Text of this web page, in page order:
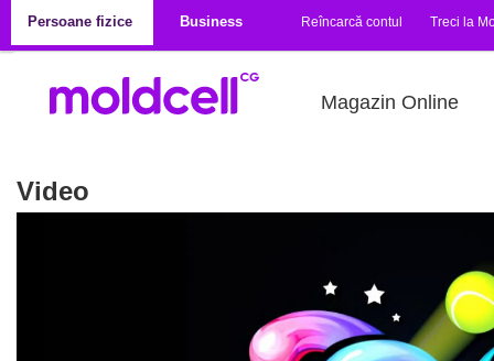
Persoane fizice
Business Reîncarcă contul Treci la
Magazin Online
Video